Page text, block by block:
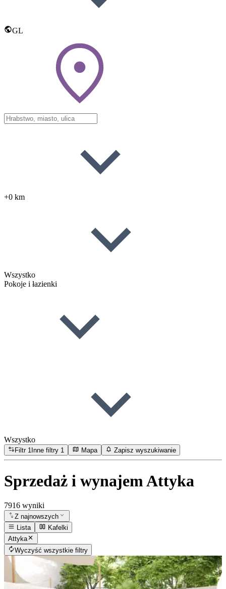
GL
+0 km
Wszystko
Pokoje i łazienki
Wszystko
Filtr 1 Inne filtry 1 Mapa Zapisz wyszukiwanie
Sprzedaż i wynajem Attyka
7916 wyniki
Z najnowszych
Lista
Kafelki
Attyka
Wyczyść wszystkie filtry